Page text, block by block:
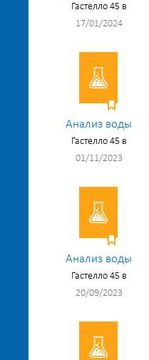
Гастелло 45 в
17/01/2024
Анализ воды
Гастелло 45 в
01/11/2023
Анализ воды
Гастелло 45 в
20/09/2023